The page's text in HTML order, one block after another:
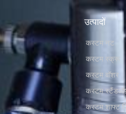
उत्पादों
कस्टम नट
कस्टम स्क्रू
कस्टम वॉशर
कस्टम
कस्टम शाफ्ट